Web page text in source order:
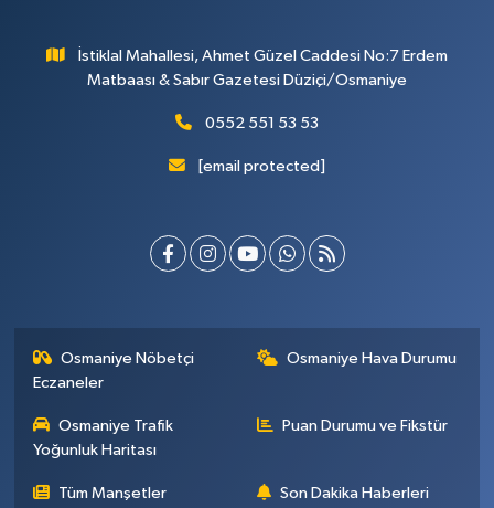
İstiklal Mahallesi, Ahmet Güzel Caddesi No:7 Erdem
Matbaası & Sabır Gazetesi Düziçi/Osmaniye
0552 551 53 53
[email protected]
Osmaniye Nöbetçi
Eczaneler
Osmaniye Hava Durumu
Osmaniye Trafik
Yoğunluk Haritası
Puan Durumu ve Fikstür
Tüm Manşetler Son Dakika Haberleri